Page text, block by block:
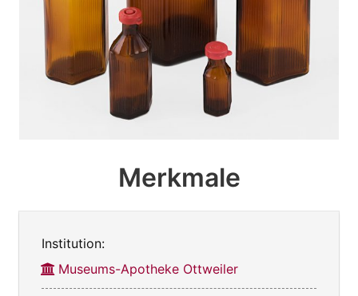
Merkmale
Institution:
Museums-Apotheke Ottweiler